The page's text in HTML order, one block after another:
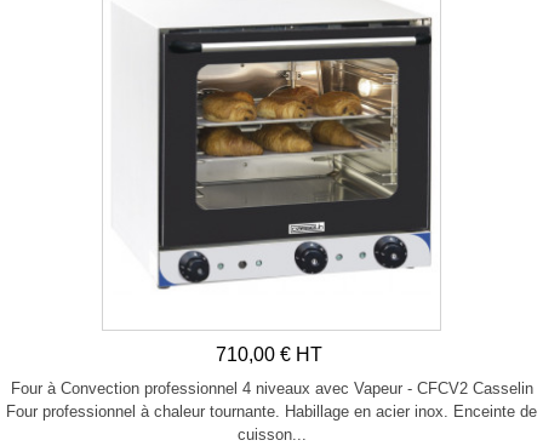
710,00 € HT
Four à Convection professionnel 4 niveaux avec Vapeur - CFCV2 Casselin
Four professionnel à chaleur tournante. Habillage en acier inox. Enceinte de
cuisson...